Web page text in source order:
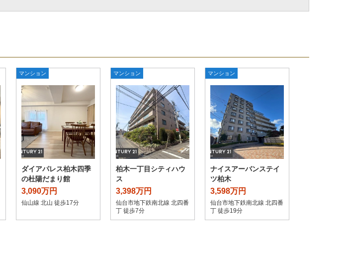
マンション
ダイアパレス柏木四季
の杜陽だまり館
3,090万円
仙山線 北山 徒歩17分
マンション
柏木一丁目シティハウ
ス
3,398万円
仙台市地下鉄南北線 北四番
丁 徒歩7分
マンション
ナイスアーバンステイ
ツ柏木
3,598万円
仙台市地下鉄南北線 北四番
丁 徒歩19分